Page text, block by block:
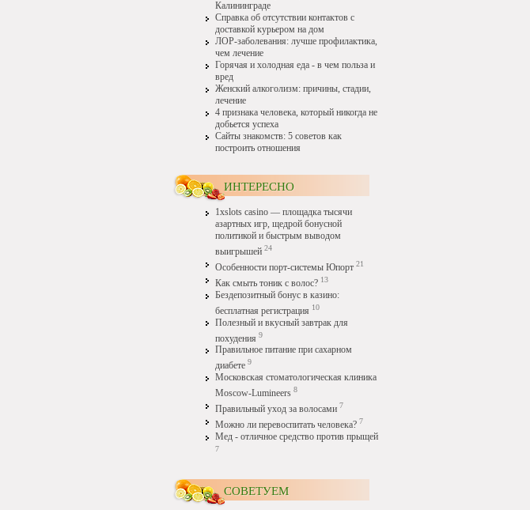
Калининграде
Справка об отсутствии контактов с
доставкой курьером на дом
ЛОР-заболевания: лучше профилактика,
чем лечение
Горячая и холодная еда - в чем польза и
вред
Женский алкоголизм: причины, стадии,
лечение
4 признака человека, который никогда не
добьется успеха
Сайты знакомств: 5 советов как
построить отношения
ИНТЕРЕСНО
1xslots casino — площадка тысячи
азартных игр, щедрой бонусной
политикой и быстрым выводом
выигрышей 24
Особенности порт-системы Юпорт 21
Как смыть тоник с волос? 13
Бездепозитный бонус в казино:
бесплатная регистрация 10
Полезный и вкусный завтрак для
похудения 9
Правильное питание при сахарном
диабете 9
Московская стоматологическая клиника
Moscow-Lumineers 8
Правильный уход за волосами 7
Можно ли перевоспитать человека? 7
Мед - отличное средство против прыщей
7
СОВЕТУЕМ